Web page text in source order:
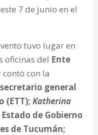
7 de junio en el
tuvo lugar en
oficinas del Ente
contó con la
general
(ETT); Katherina
de Gobierno
de Tucumán;